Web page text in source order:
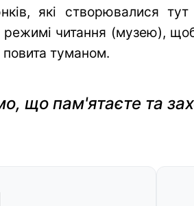
які створювалися
читання (музею),
туманом.
що пам'ятаєте та